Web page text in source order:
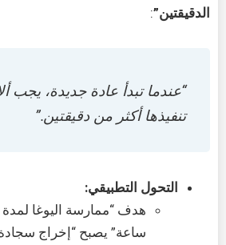
الدقيقتين”:
“عندما تبدأ عادة جديدة، يجب
تنفيذها أكثر من دقيقتين.”
التحول التطبيقي:
هدف “ممارسة اليوغا
ساعة” يصبح “إخراج سجادة